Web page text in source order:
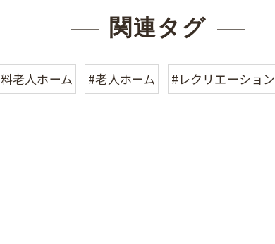
関連タグ
老人ホーム #老人ホーム #レクリエーション